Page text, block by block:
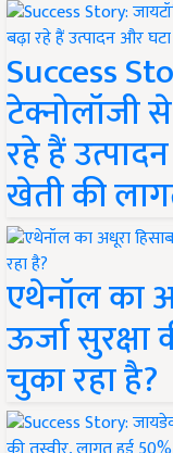
Success
टेक्नोलॉजी
रहे हैं
खेती की
एथेनॉल का
ऊर्जा
चुका रहा है?